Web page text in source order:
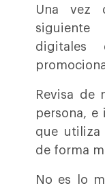
Una vez
Revisa de
persona, e
que utiliza
de forma
No es lo